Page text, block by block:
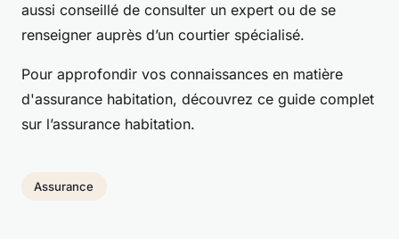
aussi conseillé de consulter un expert ou de se
renseigner auprès d’un courtier spécialisé.
Pour approfondir vos connaissances en matière
d'assurance habitation, découvrez ce guide complet
sur l’assurance habitation.
Assurance